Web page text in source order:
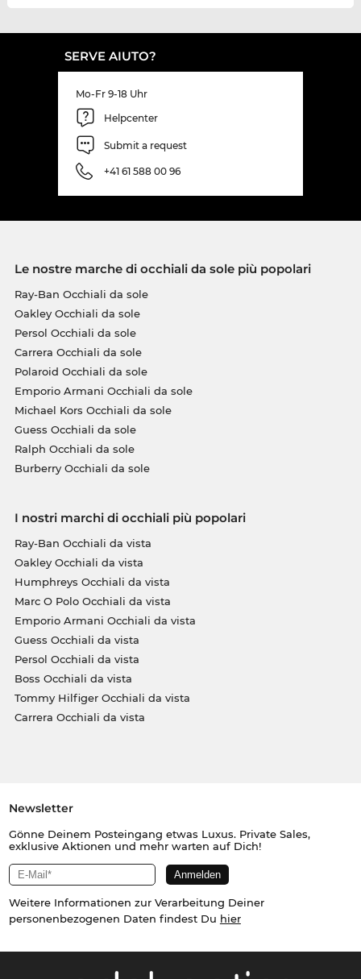
SERVE AIUTO?
Mo-Fr 9-18 Uhr
Helpcenter
Submit a request
+41 61 588 00 96
Le nostre marche di occhiali da sole più popolari
Ray-Ban Occhiali da sole
Oakley Occhiali da sole
Persol Occhiali da sole
Carrera Occhiali da sole
Polaroid Occhiali da sole
Emporio Armani Occhiali da sole
Michael Kors Occhiali da sole
Guess Occhiali da sole
Ralph Occhiali da sole
Burberry Occhiali da sole
I nostri marchi di occhiali più popolari
Ray-Ban Occhiali da vista
Oakley Occhiali da vista
Humphreys Occhiali da vista
Marc O Polo Occhiali da vista
Emporio Armani Occhiali da vista
Guess Occhiali da vista
Persol Occhiali da vista
Boss Occhiali da vista
Tommy Hilfiger Occhiali da vista
Carrera Occhiali da vista
Newsletter
Gönne Deinem Posteingang etwas Luxus. Private Sales,
exklusive Aktionen und mehr warten auf Dich!
Weitere Informationen zur Verarbeitung Deiner
personenbezogenen Daten findest Du hier